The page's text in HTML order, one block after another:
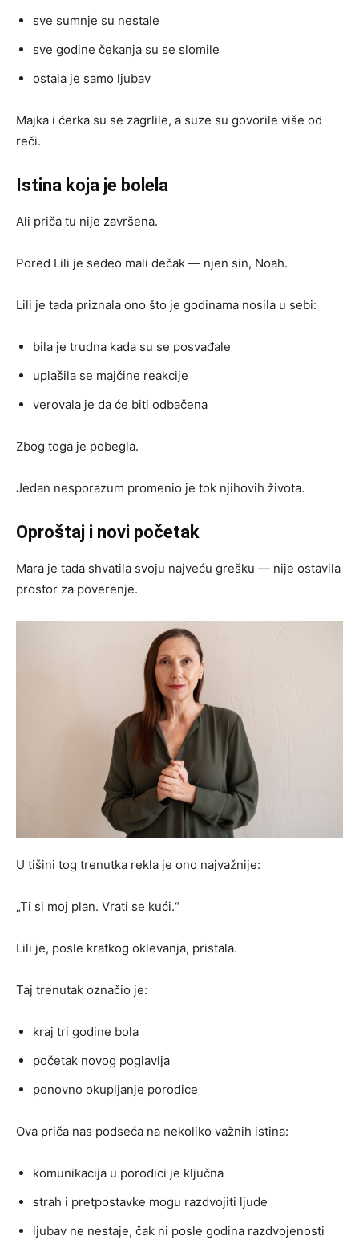
sve sumnje su nestale
sve godine čekanja su se slomile
ostala je samo ljubav
Majka i ćerka su se zagrlile, a suze su govorile više od
reči.
Istina koja je bolela
Ali priča tu nije završena.
Pored Lili je sedeo mali dečak — njen sin, Noah.
Lili je tada priznala ono što je godinama nosila u sebi:
bila je trudna kada su se posvađale
uplašila se majčine reakcije
verovala je da će biti odbačena
Zbog toga je pobegla.
Jedan nesporazum promenio je tok njihovih života.
Oproštaj i novi početak
Mara je tada shvatila svoju najveću grešku — nije ostavila
prostor za poverenje.
U tišini tog trenutka rekla je ono najvažnije:
„Ti si moj plan. Vrati se kući.“
Lili je, posle kratkog oklevanja, pristala.
Taj trenutak označio je:
kraj tri godine bola
početak novog poglavlja
ponovno okupljanje porodice
Ova priča nas podseća na nekoliko važnih istina:
komunikacija u porodici je ključna
strah i pretpostavke mogu razdvojiti ljude
ljubav ne nestaje, čak ni posle godina razdvojenosti